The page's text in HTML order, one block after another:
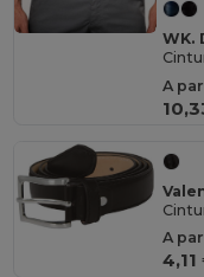
WK.
A
A
4,11